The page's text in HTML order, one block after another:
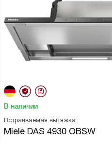
В наличии
Встраиваемая вытяжка
Miele DAS 4930 OBSW